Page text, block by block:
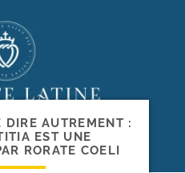
DIRE AUTREMENT :
EST UNE
RORATE COELI